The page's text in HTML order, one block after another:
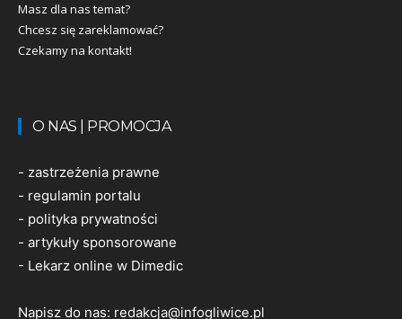
Masz dla nas temat?
Chcesz się zareklamować?
Czekamy na kontakt!
O NAS | PROMOCJA
- zastrzeżenia prawne
- regulamin portalu
- polityka prywatności
- artykuły sponsorowane
- Lekarz online w Dimedic
Napisz do nas: redakcja@infogliwice.pl